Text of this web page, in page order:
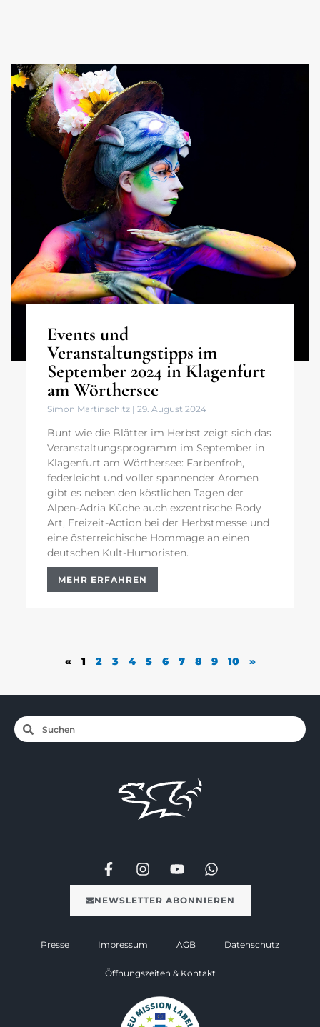
Events und
Veranstaltungstipps im
September 2024 in Klagenfurt
am Wörthersee
Simon Martinschitz 29. August 2024
Bunt wie die Blätter im Herbst zeigt sich das
Veranstaltungsprogramm im September in
Klagenfurt am Wörthersee: Farbenfroh,
federleicht und voller spannender Aromen
gibt es neben den köstlichen Tagen der
Alpen-Adria Küche auch exzentrische Body
Art, Freizeit-Action bei der Herbstmesse und
eine österreichische Hommage an einen
deutschen Kult-Humoristen.
MEHR ERFAHREN
« 1 2 3 4 5 6 7 8 9 10 »
NEWSLETTER ABONNIEREN
Presse Impressum AGB Datenschutz
Öffnungszeiten & Kontakt